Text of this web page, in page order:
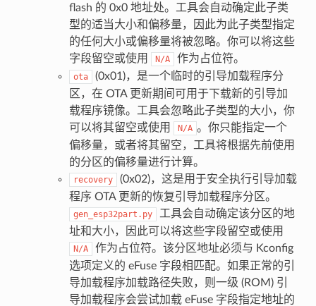
flash 的 0x0 地址处。工具会自动确定此子类
型的适当大小和偏移量，因此为此子类型指定
的任何大小或偏移量将被忽略。你可以将这些
字段留空或使用
N/A 作为占位符。
ota
(0x01)，是一个临时的引导加载程序分
区，在 OTA 更新期间可用于下载新的引导加
载程序镜像。工具会忽略此子类型的大小，你
可以将其留空或使用
N/A 。你只能指定一个
偏移量，或者将其留空，工具将根据先前使用
的分区的偏移量进行计算。
recovery
(0x02)，这是用于安全执行引导加载
程序 OTA 更新的恢复引导加载程序分区。
gen_esp32part.py
工具会自动确定该分区的地
址和大小，因此可以将这些字段留空或使用
N/A
作为占位符。该分区地址必须与 Kconfig
选项定义的 eFuse 字段相匹配。如果正常的引
导加载程序加载路径失败，则一级 (ROM) 引
导加载程序会尝试加载 eFuse 字段指定地址的